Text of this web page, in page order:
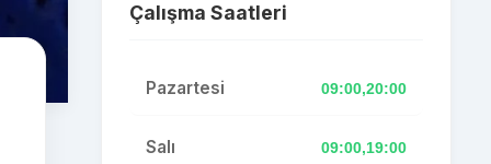
Çalışma Saatleri
Pazartesi 09:00,20:00
Salı 09:00,19:00